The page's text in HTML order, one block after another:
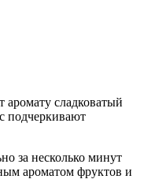
аромату сладковатый
подчеркивают
за несколько минут
ароматом фруктов и